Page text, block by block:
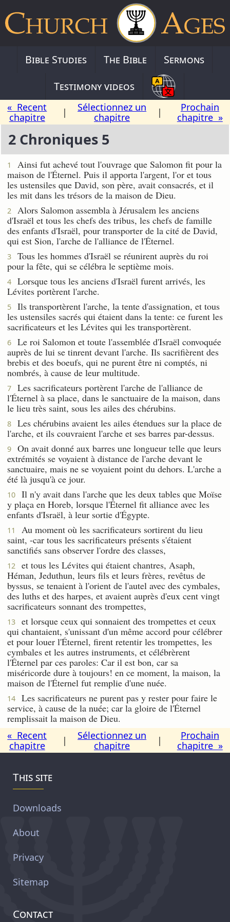
Bible Studies The Bible
Sermons
Testimony videos
« Recent
chapitre
|
Sélectionnez un
chapitre
|
Prochain
chapitre »
2 Chroniques 5
1
Ainsi fut achevé tout l'ouvrage que Salomon fit pour la
maison de l'Éternel. Puis il apporta l'argent, l'or et tous
les ustensiles que David, son père, avait consacrés, et il
les mit dans les trésors de la maison de Dieu.
2
Alors Salomon assembla à Jérusalem les anciens
d'Israël et tous les chefs des tribus, les chefs de famille
des enfants d'Israël, pour transporter de la cité de David,
qui est Sion, l'arche de l'alliance de l'Éternel.
3
Tous les hommes d'Israël se réunirent auprès du roi
pour la fête, qui se célébra le septième mois.
4
Lorsque tous les anciens d'Israël furent arrivés, les
Lévites portèrent l'arche.
5
Ils transportèrent l'arche, la tente d'assignation, et tous
les ustensiles sacrés qui étaient dans la tente: ce furent les
sacrificateurs et les Lévites qui les transportèrent.
6
Le roi Salomon et toute l'assemblée d'Israël convoquée
auprès de lui se tinrent devant l'arche. Ils sacrifièrent des
brebis et des boeufs, qui ne purent être ni comptés, ni
nombrés, à cause de leur multitude.
7
Les sacrificateurs portèrent l'arche de l'alliance de
l'Éternel à sa place, dans le sanctuaire de la maison, dans
le lieu très saint, sous les ailes des chérubins.
8
Les chérubins avaient les ailes étendues sur la place de
l'arche, et ils couvraient l'arche et ses barres par-dessus.
9
On avait donné aux barres une longueur telle que leurs
extrémités se voyaient à distance de l'arche devant le
sanctuaire, mais ne se voyaient point du dehors. L'arche a
été là jusqu'à ce jour.
10
Il n'y avait dans l'arche que les deux tables que Moïse
y plaça en Horeb, lorsque l'Éternel fit alliance avec les
enfants d'Israël, à leur sortie d'Égypte.
11
Au moment où les sacrificateurs sortirent du lieu
saint, -car tous les sacrificateurs présents s'étaient
sanctifiés sans observer l'ordre des classes,
12
et tous les Lévites qui étaient chantres, Asaph,
Héman, Jeduthun, leurs fils et leurs frères, revêtus de
byssus, se tenaient à l'orient de l'autel avec des cymbales,
des luths et des harpes, et avaient auprès d'eux cent vingt
sacrificateurs sonnant des trompettes,
13
et lorsque ceux qui sonnaient des trompettes et ceux
qui chantaient, s'unissant d'un même accord pour célébrer
et pour louer l'Éternel, firent retentir les trompettes, les
cymbales et les autres instruments, et célébrèrent
l'Éternel par ces paroles: Car il est bon, car sa
miséricorde dure à toujours! en ce moment, la maison, la
maison de l'Éternel fut remplie d'une nuée.
14
Les sacrificateurs ne purent pas y rester pour faire le
service, à cause de la nuée; car la gloire de l'Éternel
remplissait la maison de Dieu.
« Recent
chapitre
|
Sélectionnez un
chapitre
|
Prochain
chapitre »
This site
Downloads
About
Privacy
Sitemap
Contact